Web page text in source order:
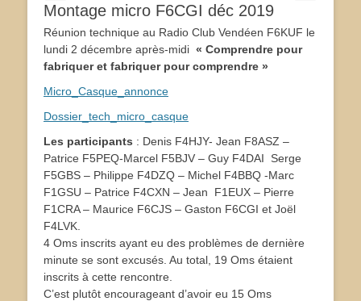
Montage micro F6CGI déc 2019
Réunion technique au Radio Club Vendéen F6KUF le
lundi 2 décembre après-midi « Comprendre pour
fabriquer et fabriquer pour comprendre »
Micro_Casque_annonce
Dossier_tech_micro_casque
Les participants : Denis F4HJY- Jean F8ASZ –
Patrice F5PEQ-Marcel F5BJV – Guy F4DAI Serge
F5GBS – Philippe F4DZQ – Michel F4BBQ -Marc
F1GSU – Patrice F4CXN – Jean F1EUX – Pierre
F1CRA – Maurice F6CJS – Gaston F6CGI et Joël
F4LVK.
4 Oms inscrits ayant eu des problèmes de dernière
minute se sont excusés. Au total, 19 Oms étaient
inscrits à cette rencontre.
C’est plutôt encourageant d’avoir eu 15 Oms